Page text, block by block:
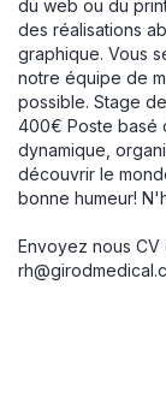
du web ou du
des réalisations
graphique. Vous
notre équipe de
possible. Stage
400€ Poste basé
dynamique,
découvrir le
bonne humeur!
Envoyez nous